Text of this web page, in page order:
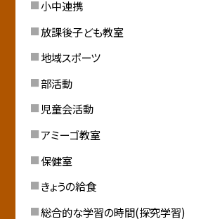
小中連携
放課後子ども教室
地域スポーツ
部活動
児童会活動
アミーゴ教室
保健室
きょうの給食
総合的な学習の時間(探究学習)